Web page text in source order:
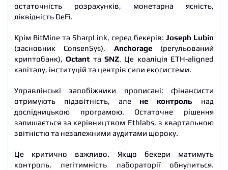
остаточність розрахунків, монетарна ясність,
ліквідність DeFi.
Крім BitMine та SharpLink, серед бекерів: Joseph Lubin
(засновник ConsenSys), Anchorage(регульований
криптобанк),Octant таSNZ. Це коаліція ETH-aligned
капіталу, інституцій та центрів сили екосистеми.
Управлінські запобіжники прописані: фінансисти
отримують підзвітність, але не контроль над
дослідницькою програмою. Остаточне рішення
залишається за керівництвом Ethlabs, з квартальною
звітністю та незалежними аудитами щороку.
Це критично важливо. Якщо бекери матимуть
контроль, легітимність лабораторії обнулиться.